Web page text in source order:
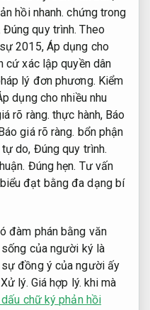
hồi nhanh. chứng trong
Đúng quy trình. Theo
2015, Áp dụng cho
cứ xác lập quyền dân
lý đơn phương. Kiểm
dụng cho nhiều nhu
rõ ràng. thực hành, Báo
giá rõ ràng. bổn phận
do, Đúng quy trình.
Đúng hẹn. Tư vấn
đạt bằng đa dạng bí
đàm phán bằng văn
của người ký là
đồng ý của người ấy
Xử lý. Giá hợp lý. khi mà
chữ ký phản hồi